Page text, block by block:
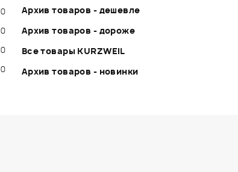
0
0
0
0
Архив товаров - дешевле
Архив товаров - дороже
Все товары KURZWEIL
Архив товаров - новинки